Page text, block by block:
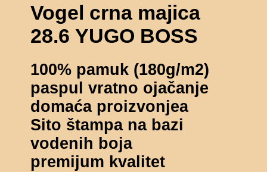
Vogel crna majica
28.6 YUGO BOSS
100% pamuk (180g/m2)
paspul vratno ojačanje
domaća proizvonjea
Sito štampa na bazi
vodenih boja
premijum kvalitet